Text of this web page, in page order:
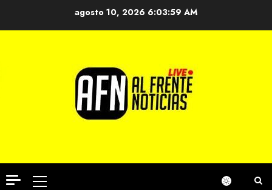
agosto 10, 2026 6:03:59 AM
Menú